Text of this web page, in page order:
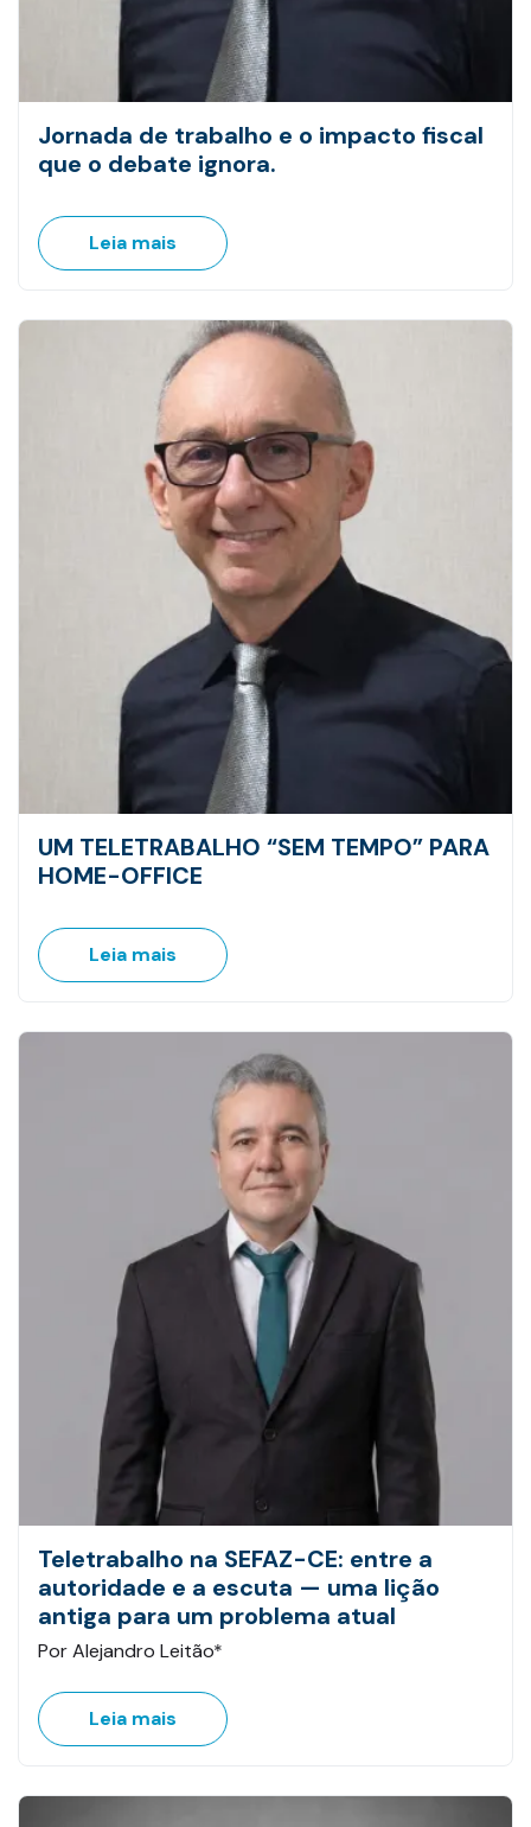
Jornada de trabalho e o impacto fiscal
que o debate ignora.
Leia mais
UM TELETRABALHO “SEM TEMPO” PARA
HOME-OFFICE
Leia mais
Teletrabalho na SEFAZ-CE: entre a
autoridade e a escuta — uma lição
antiga para um problema atual
Por Alejandro Leitão*
Leia mais